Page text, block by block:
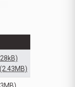
(2.43MB)